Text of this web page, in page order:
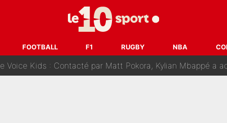
FOOTBALL F1 RUGBY NBA
le transfert de Max Verstappen qui pourrait «faire des
PSG : Voilà pourquoi le Real Madrid a accepté de payer la somme
Kids : Contacté par Matt Pokora, Kylian Mbappé a